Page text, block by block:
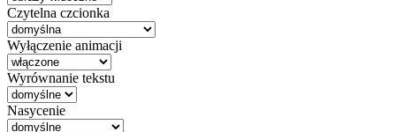
Czytelna czcionka
Wyłączenie animacji
Wyrównanie tekstu
Nasycenie